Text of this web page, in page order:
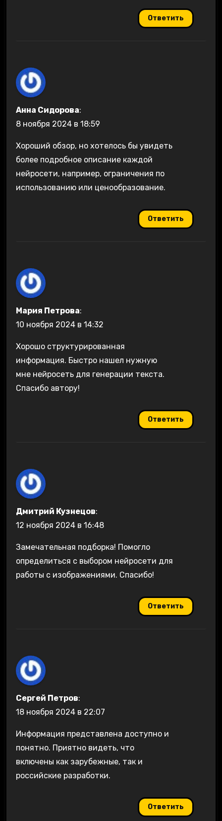
Ответить
Анна Сидорова:
8 ноября 2024 в 18:59
Хороший обзор, но хотелось бы увидеть
более подробное описание каждой
нейросети, например, ограничения по
использованию или ценообразование.
Ответить
Мария Петрова:
10 ноября 2024 в 14:32
Хорошо структурированная
информация. Быстро нашел нужную
мне нейросеть для генерации текста.
Спасибо автору!
Ответить
Дмитрий Кузнецов:
12 ноября 2024 в 16:48
Замечательная подборка! Помогло
определиться с выбором нейросети для
работы с изображениями. Спасибо!
Ответить
Сергей Петров:
18 ноября 2024 в 22:07
Информация представлена доступно и
понятно. Приятно видеть, что
включены как зарубежные, так и
российские разработки.
Ответить